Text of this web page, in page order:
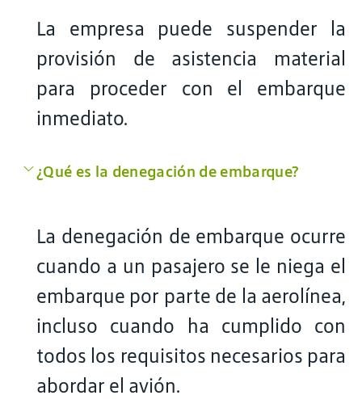
La empresa puede suspender la
provisión de asistencia material
para proceder con el embarque
inmediato.
¿Qué es la denegación de embarque?
La denegación de embarque ocurre
cuando a un pasajero se le niega el
embarque por parte de la aerolínea,
incluso cuando ha cumplido con
todos los requisitos necesarios para
abordar el avión.